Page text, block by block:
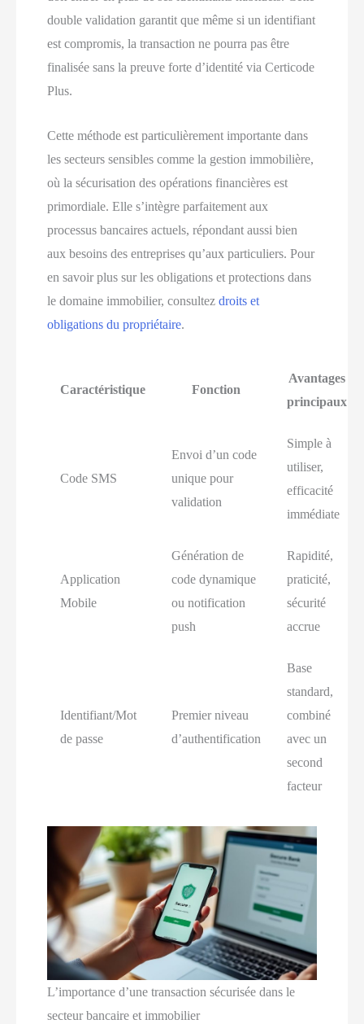
double validation garantit que même si un identifiant
est compromis, la transaction ne pourra pas être
finalisée sans la preuve forte d’identité via Certicode
Plus.
Cette méthode est particulièrement importante dans
les secteurs sensibles comme la gestion immobilière,
où la sécurisation des opérations financières est
primordiale. Elle s’intègre parfaitement aux
processus bancaires actuels, répondant aussi bien
aux besoins des entreprises qu’aux particuliers. Pour
en savoir plus sur les obligations et protections dans
le domaine immobilier, consultezdroits et
obligations du propriétaire.
Caractéristique Fonction
Avantages
principaux
Code SMS
Envoi d’un code
unique pour
validation
Simple à
utiliser,
efficacité
immédiate
Application
Mobile
Génération de
code dynamique
ou notification
push
Rapidité,
praticité,
sécurité
accrue
Identifiant/Mot
de passe
Premier niveau
d’authentification
Base
standard,
combiné
avec un
second
facteur
L’importance d’une transaction sécurisée dans le
secteur bancaire et immobilier